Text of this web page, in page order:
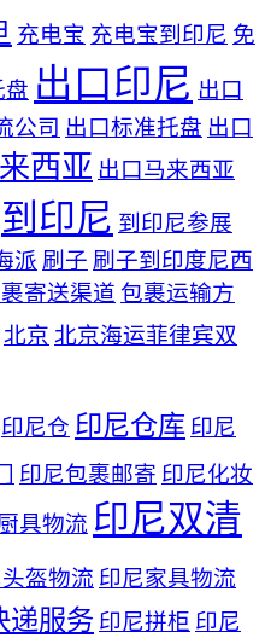
充电宝 充电宝到印尼 免
盘 出口印尼 出口
公司 出口标准托盘 出口
西亚 出口马来西亚
到印尼 到印尼参展
派 刷子 刷子到印度尼西
寄送渠道 包裹运输方
北京 北京海运菲律宾双
印尼仓 印尼仓库 印尼
印尼包裹邮寄 印尼化妆
具物流 印尼双清
盔物流 印尼家具物流
递服务 印尼拼柜 印尼